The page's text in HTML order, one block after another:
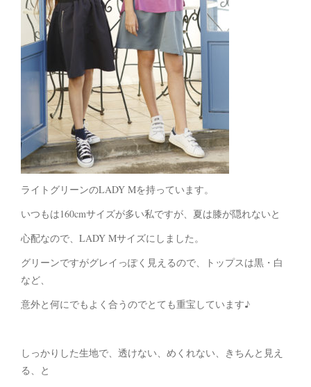
ライトグリーンのLADY Mを持っています。
いつもは160cmサイズが多い私ですが、夏は膝が隠れないと
心配なので、LADY Mサイズにしました。
グリーンですがグレイっぽく見えるので、トップスは黒・白
など、
意外と何にでもよく合うのでとても重宝しています♪
しっかりした生地で、透けない、めくれない、きちんと見え
る、と